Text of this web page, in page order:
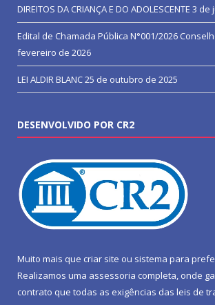
DIREITOS DA CRIANÇA E DO ADOLESCENTE 3 de
Edital de Chamada Pública N°001/2026
fevereiro de 2026
LEI ALDIR BLANC25 de outubro de 2025
DESENVOLVIDO POR CR2
Muito mais que criar site ou sistema para
Realizamos uma assessoria completa, onde
contrato que todas as exigências das leis de